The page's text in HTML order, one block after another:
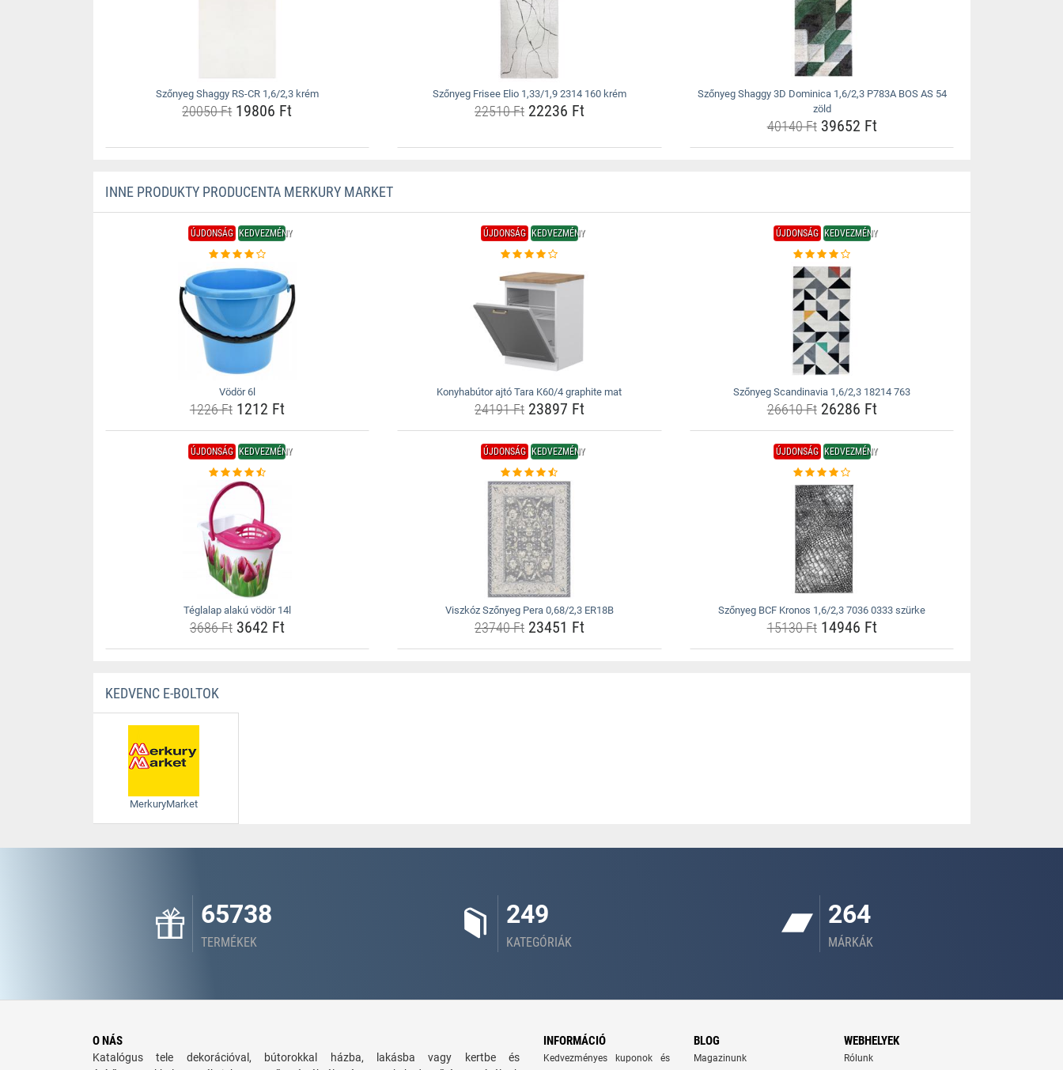
Szőnyeg Shaggy RS-CR 1,6/2,3 krém
20050 Ft19806 Ft
Szőnyeg Frisee Elio 1,33/1,9 2314 160 krém
22510 Ft22236 Ft
Szőnyeg Shaggy 3D Dominica 1,6/2,3 P783A BOS AS 54
zöld
40140 Ft39652 Ft
INNE PRODUKTY PRODUCENTA MERKURY MARKET
ÚJDONSÁG KEDVEZMÉNY
Vödör 6l
1226 Ft1212 Ft
ÚJDONSÁG KEDVEZMÉNY
Konyhabútor ajtó Tara K60/4 graphite mat
24191 Ft23897 Ft
ÚJDONSÁG KEDVEZMÉNY
Szőnyeg Scandinavia 1,6/2,3 18214 763
26610 Ft26286 Ft
ÚJDONSÁG KEDVEZMÉNY
Téglalap alakú vödör 14l
3686 Ft3642 Ft
ÚJDONSÁG KEDVEZMÉNY
Viszkóz Szőnyeg Pera 0,68/2,3 ER18B
23740 Ft23451 Ft
ÚJDONSÁG KEDVEZMÉNY
Szőnyeg BCF Kronos 1,6/2,3 7036 0333 szürke
15130 Ft14946 Ft
KEDVENC E-BOLTOK
MerkuryMarket
65738
TERMÉKEK
249
KATEGÓRIÁK
264
MÁRKÁK
O NÁS
Katalógus tele dekorációval, bútorokkal házba, lakásba vagy kertbe és
INFORMÁCIÓ
Kedvezményes kuponok és
BLOG
Magazinunk
WEBHELYEK
Rólunk